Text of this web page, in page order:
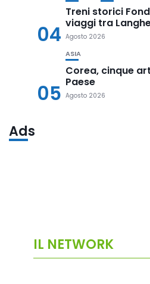
04
Treni storici
viaggi tra
Agosto 2026
05
ASIA
Corea, cinque
Paese
Agosto 2026
Ads
IL NETWORK